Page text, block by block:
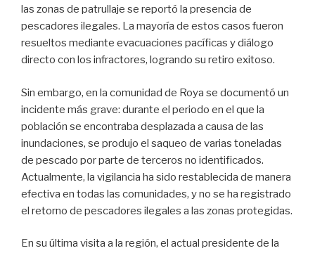
las zonas de patrullaje se reportó la presencia de
pescadores ilegales. La mayoría de estos casos fueron
resueltos mediante evacuaciones pacíficas y diálogo
directo con los infractores, logrando su retiro exitoso.
Sin embargo, en la comunidad de Roya se documentó un
incidente más grave: durante el periodo en el que la
población se encontraba desplazada a causa de las
inundaciones, se produjo el saqueo de varias toneladas
de pescado por parte de terceros no identificados.
Actualmente, la vigilancia ha sido restablecida de manera
efectiva en todas las comunidades, y no se ha registrado
el retorno de pescadores ilegales a las zonas protegidas.
En su última visita a la región, el actual presidente de la